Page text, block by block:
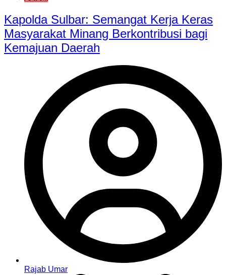
Kapolda Sulbar: Semangat Kerja Keras
Masyarakat Minang Berkontribusi bagi
Kemajuan Daerah
Rajab Umar